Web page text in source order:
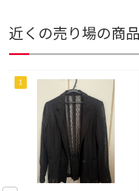
近くの売り場の商品